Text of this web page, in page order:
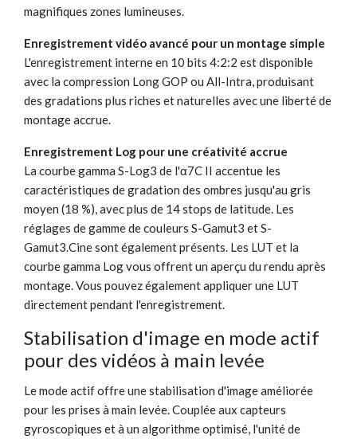
magnifiques zones lumineuses.
Enregistrement vidéo avancé pour un montage simple
L'enregistrement interne en 10 bits 4:2:2 est disponible
avec la compression Long GOP ou All-Intra, produisant
des gradations plus riches et naturelles avec une liberté de
montage accrue.
Enregistrement Log pour une créativité accrue
La courbe gamma S-Log3 de l'α7C II accentue les
caractéristiques de gradation des ombres jusqu'au gris
moyen (18 %), avec plus de 14 stops de latitude. Les
réglages de gamme de couleurs S-Gamut3 et S-
Gamut3.Cine sont également présents. Les LUT et la
courbe gamma Log vous offrent un aperçu du rendu après
montage. Vous pouvez également appliquer une LUT
directement pendant l'enregistrement.
Stabilisation d'image en mode actif
pour des vidéos à main levée
Le mode actif offre une stabilisation d'image améliorée
pour les prises à main levée. Couplée aux capteurs
gyroscopiques et à un algorithme optimisé, l'unité de